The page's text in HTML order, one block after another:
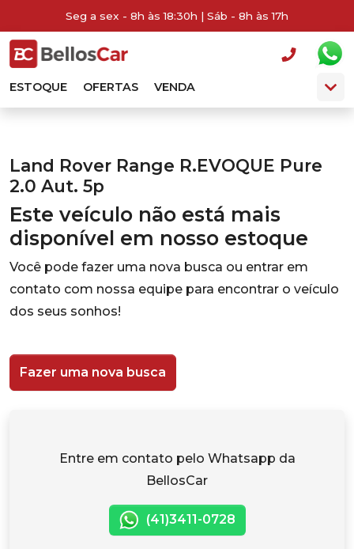
Seg a sex - 8h às 18:30h | Sáb - 8h às 17h
ESTOQUE OFERTAS VENDA
Land Rover Range R.EVOQUE Pure
2.0 Aut. 5p
Este veículo não está mais
disponível em nosso estoque
Você pode fazer uma nova busca ou entrar em
contato com nossa equipe para encontrar o veículo
dos seus sonhos!
Fazer uma nova busca
Entre em contato pelo Whatsapp da
BellosCar
(41)3411-0728